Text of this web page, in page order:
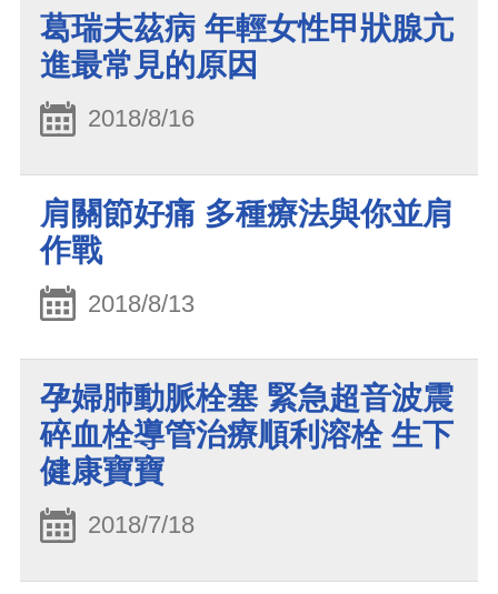
葛瑞夫茲病 年輕女性甲狀腺亢
進最常見的原因
2018/8/16
肩關節好痛 多種療法與你並肩
作戰
2018/8/13
孕婦肺動脈栓塞 緊急超音波震
碎血栓導管治療順利溶栓 生下
健康寶寶
2018/7/18